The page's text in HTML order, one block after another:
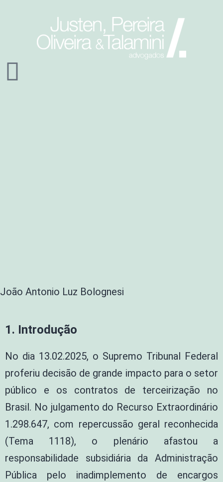
João Antonio Luz Bolognesi
1. Introdução
No dia 13.02.2025, o Supremo Tribunal Federal
proferiu decisão de grande impacto para o setor
público e os contratos de terceirização no
Brasil. No julgamento do Recurso Extraordinário
1.298.647, com repercussão geral reconhecida
(Tema 1118), o plenário afastou a
responsabilidade subsidiária da Administração
Pública pelo inadimplemento de encargos